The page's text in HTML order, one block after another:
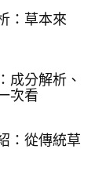
：草本來
成分解析、
次看
：從傳統草